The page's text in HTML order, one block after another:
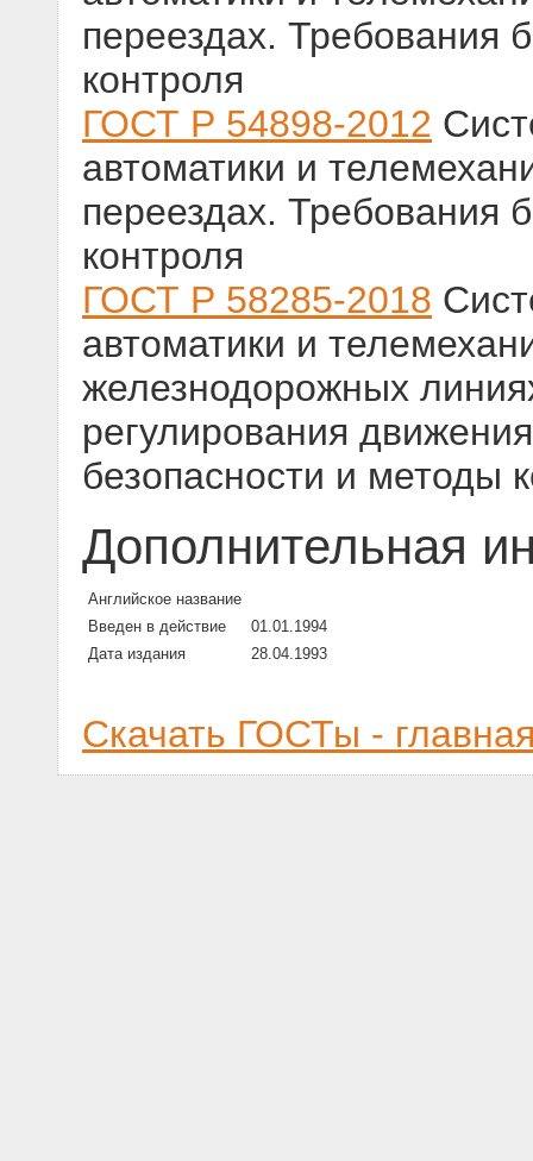
переездах. Требования
контроля
ГОСТ Р 54898-2012
автоматики и
переездах. Требования
контроля
ГОСТ Р 58285-2018
автоматики и
железнодорожных
регулирования
безопасности и методы
Дополнительная
Английское название
Введен в действие
01.01.1994
Дата издания
28.04.1993
Скачать ГОСТы -